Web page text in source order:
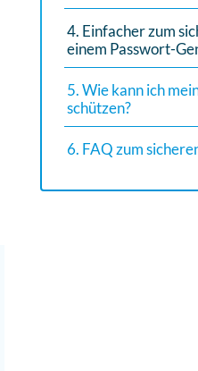
4. Einfacher zum
einem Passwort-
5. Wie kann ich
schützen?
6. FAQ zum